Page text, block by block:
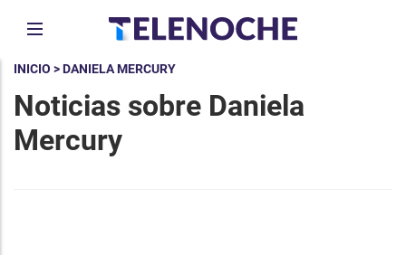
INICIO > DANIELA MERCURY
Noticias sobre Daniela
Mercury